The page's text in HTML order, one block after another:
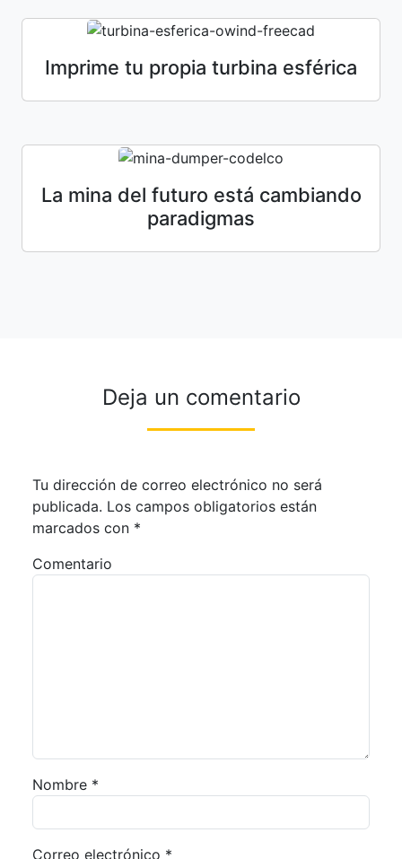
Imprime tu propia turbina esférica
La mina del futuro está cambiando
paradigmas
Deja un comentario
Tu dirección de correo electrónico no será
publicada. Los campos obligatorios están
marcados con *
Comentario
Nombre *
Correo electrónico *